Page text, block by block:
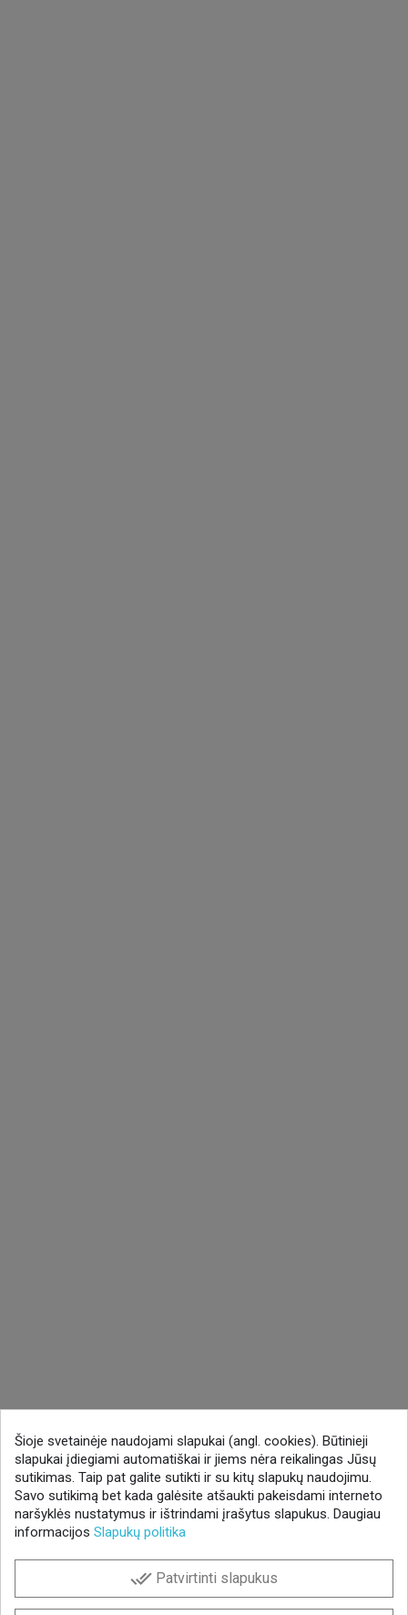
Šioje svetainėje naudojami slapukai (angl. cookies). Būtinieji
slapukai įdiegiami automatiškai ir jiems nėra reikalingas Jūsų
sutikimas. Taip pat galite sutikti ir su kitų slapukų naudojimu.
Savo sutikimą bet kada galėsite atšaukti pakeisdami interneto
naršyklės nustatymus ir ištrindami įrašytus slapukus. Daugiau
informacijos Slapukų politika
done_all Patvirtinti slapukus